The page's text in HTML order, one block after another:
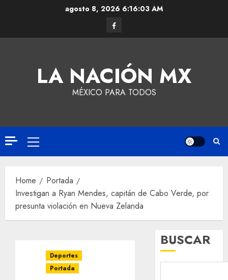
agosto 8, 2026 6:16:04 AM
LA NACIÓN MX
MÉXICO PARA TODOS
Home
Portada
Investigan a Ryan Mendes, capitán de Cabo Verde, por
presunta violación en Nueva Zelanda
Deportes
Portada
BUSCAR